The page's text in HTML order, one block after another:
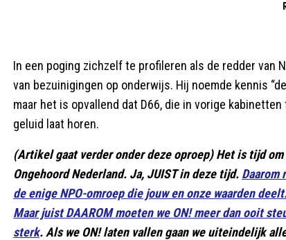
In een poging zichzelf te profileren als de redder van
van bezuinigingen op onderwijs. Hij noemde kennis
maar het is opvallend dat D66, die in vorige
geluid laat horen.
(Artikel gaat verder onder deze oproep) Het is tijd
Ongehoord Nederland. Ja, JUIST in deze tijd. Daarom
de enige NPO-omroep die jouw en onze waarden
Maar juist DAAROM moeten we ON! meer dan ooit
sterk. Als we ON! laten vallen gaan we uiteindelijk